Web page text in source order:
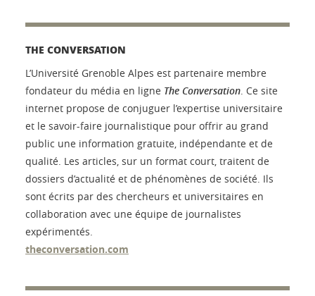
THE CONVERSATION
L’Université Grenoble Alpes est partenaire membre
fondateur du média en ligne The Conversation . Ce site
internet propose de conjuguer l’expertise universitaire
et le savoir-faire journalistique pour offrir au grand
public une information gratuite, indépendante et de
qualité. Les articles, sur un format court, traitent de
dossiers d’actualité et de phénomènes de société. Ils
sont écrits par des chercheurs et universitaires en
collaboration avec une équipe de journalistes
expérimentés.
theconversation.com